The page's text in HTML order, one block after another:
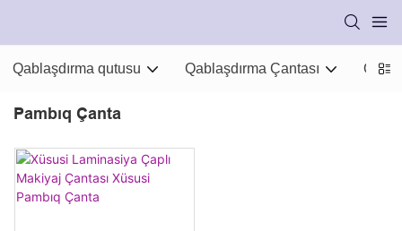
Qablaşdırma qutusu Qablaşdırma Çantası
Pambıq Çanta